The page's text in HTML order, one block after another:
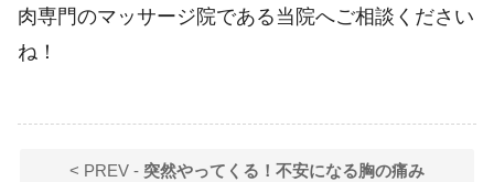
肉専門のマッサージ院である当院へご相談ください
ね！
< PREV - 突然やってくる！不安になる胸の痛み